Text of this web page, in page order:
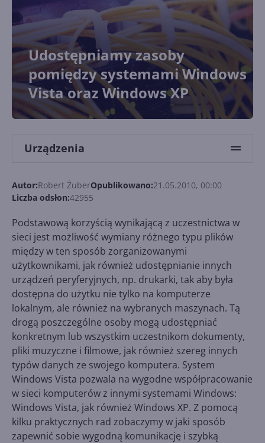
Udostępniamy zasoby
pomiędzy systemami Windows
Vista oraz Windows XP
Urządzenia
Autor:Robert ŻuberOpublikowano:21.05.2010, 00:00
Liczba odsłon:42955
Podstawową korzyścią wynikającą z uczestnictwa w
sieci jest możliwość wymiany różnego typu plików
między w ten sposób zorganizowanymi
użytkownikami, jak również udostępnianie innych
urządzeń peryferyjnych, np. drukarki, tak aby była
dostępna do użytku nie tylko na komputerze
lokalnym, ale również na wybranych maszynach. Tą
drogą poszczególne osoby mogą udostępniać
konkretnym lub wszystkim uczestnikom dokumenty,
pliki muzyczne i filmowe, jak również szereg innych
typów danych ze swojego komputera. System
Windows Vista pozwala na wygodne współpracowanie
w sieci komputerów z innymi systemami Windows:
Windows Vista, jak również Windows XP. Z pomocą
kilku praktycznych rad zobaczymy w jaki sposób
zapewnić sobie wygodną komunikację i szybką